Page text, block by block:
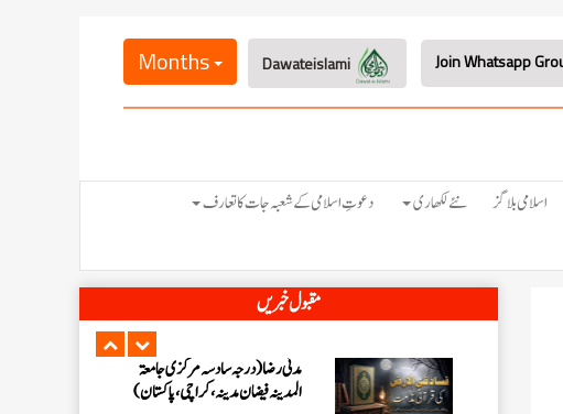
Months
اسلامی بلاگز نئے لکھاری
دعوتِ اسلامی کے شعبہ جات کا تعارف
مقبول خبریں
عبدالرؤف (درجہ سابعہ جامعۃ المدینہ
فیضان بغداد ،کراچی،پاکستان)
عبد الرسول (درجہ خامسہ مرکزی جامعۃ
مدنی رضا(درجہ سادسہ مرکز ی جامعۃ
حافظ محمد مصطفٰی عطاری (درجہ سادسہ
مرکزی جامعۃالمدينہ فیضان مدینہ،
ابو برہان عبدالرحمن عطاری (درجہ
رابعہ جامعۃالمدینہ فیضان رضا